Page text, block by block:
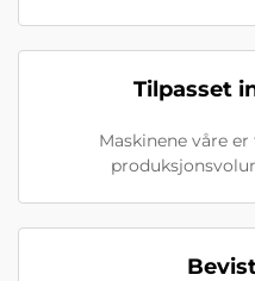
Tilpasset
Maskinene våre